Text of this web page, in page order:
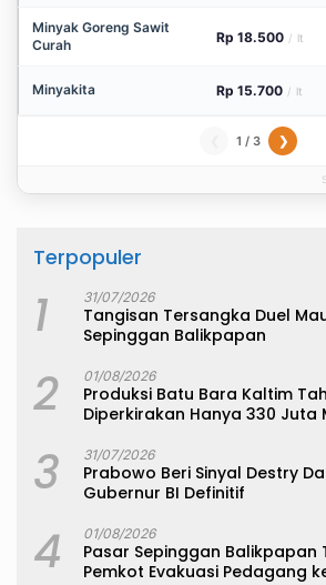
Minyak Goreng Sawit
Curah
Rp 18.500 / lt
Minyakita Rp 15.700 / lt
1 / 3 ❯
Terpopuler
1 31/07/2026
Tangisan Tersangka Duel
Sepinggan Balikpapan
2 01/08/2026
Produksi Batu Bara Kaltim
Diperkirakan Hanya 330 Juta
3 31/07/2026
Prabowo Beri Sinyal Destry
Gubernur BI Definitif
4 01/08/2026
Pasar Sepinggan Balikpapan
Pemkot Evakuasi Pedagang